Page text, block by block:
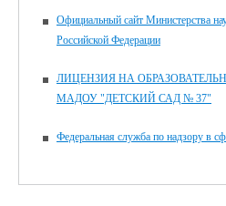
Официальный сайт Министерства
Российской Федерации
ЛИЦЕНЗИЯ НА
МАДОУ "ДЕТСКИЙ САД № 37"
Федеральная служба по надзору в